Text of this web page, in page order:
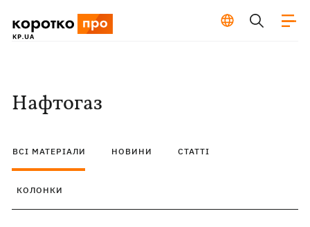
Нафтогаз
ВСІ МАТЕРІАЛИ НОВИНИ СТАТТІ
КОЛОНКИ